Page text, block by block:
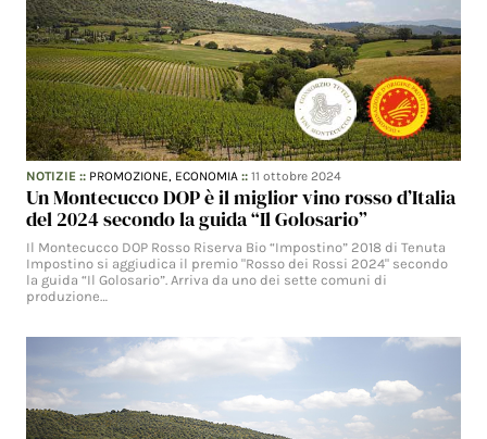
NOTIZIE :: PROMOZIONE, ECONOMIA ::11 ottobre 2024
Un Montecucco DOP è il miglior vino rosso d’Italia
del 2024 secondo la guida “Il Golosario”
Il Montecucco DOP Rosso Riserva Bio “Impostino” 2018 di Tenuta
Impostino si aggiudica il premio "Rosso dei Rossi 2024" secondo
la guida “Il Golosario”. Arriva da uno dei sette comuni di
produzione…